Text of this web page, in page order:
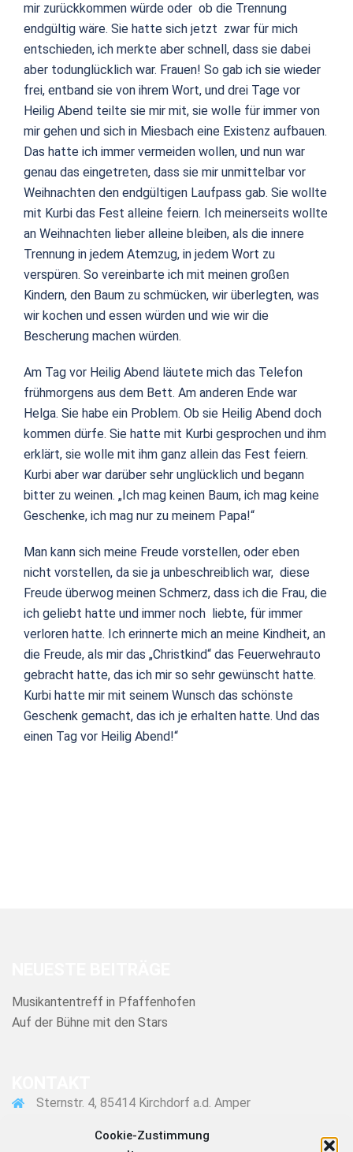
Cookie-Zustimmung
mir zurückkommen würde oder ob die Trennung
endgültig wäre. Sie hatte sich jetzt zwar für mich
entschieden, ich merkte aber schnell, dass sie dabei
aber todunglücklich war. Frauen! So gab ich sie wieder
frei, entband sie von ihrem Wort, und drei Tage vor
Heilig Abend teilte sie mir mit, sie wolle für immer von
mir gehen und sich in Miesbach eine Existenz aufbauen.
Das hatte ich immer vermeiden wollen, und nun war
genau das eingetreten, dass sie mir unmittelbar vor
Weihnachten den endgültigen Laufpass gab. Sie wollte
mit Kurbi das Fest alleine feiern. Ich meinerseits wollte
an Weihnachten lieber alleine bleiben, als die innere
Trennung in jedem Atemzug, in jedem Wort zu
verspüren. So vereinbarte ich mit meinen großen
Kindern, den Baum zu schmücken, wir überlegten, was
wir kochen und essen würden und wie wir die
Bescherung machen würden.
Am Tag vor Heilig Abend läutete mich das Telefon
frühmorgens aus dem Bett. Am anderen Ende war
Helga. Sie habe ein Problem. Ob sie Heilig Abend doch
kommen dürfe. Sie hatte mit Kurbi gesprochen und ihm
erklärt, sie wolle mit ihm ganz allein das Fest feiern.
Kurbi aber war darüber sehr unglücklich und begann
bitter zu weinen. „Ich mag keinen Baum, ich mag keine
Geschenke, ich mag nur zu meinem Papa!“
Man kann sich meine Freude vorstellen, oder eben
nicht vorstellen, da sie ja unbeschreiblich war, diese
Freude überwog meinen Schmerz, dass ich die Frau, die
ich geliebt hatte und immer noch liebte, für immer
verloren hatte. Ich erinnerte mich an meine Kindheit, an
die Freude, als mir das „Christkind“ das Feuerwehrauto
gebracht hatte, das ich mir so sehr gewünscht hatte.
Kurbi hatte mir mit seinem Wunsch das schönste
Geschenk gemacht, das ich je erhalten hatte. Und das
einen Tag vor Heilig Abend!“
Musikantentreff in Pfaffenhofen
Auf der Bühne mit den Stars
Sternstr. 4, 85414 Kirchdorf a.d. Amper
08166 1607